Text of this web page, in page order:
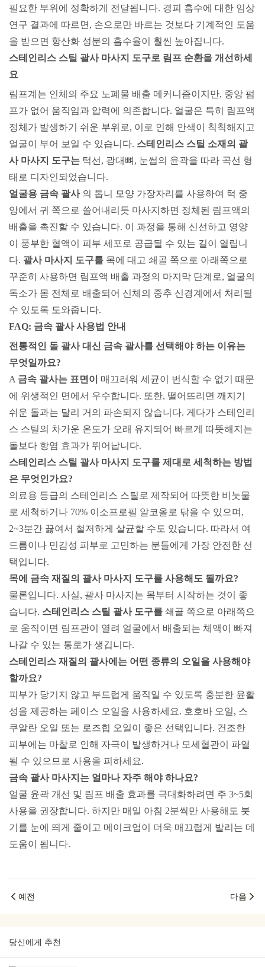
필요한 부위에 정확하게 전달됩니다. 경피 흡수에 대한 임상
연구 결과에 따르면, 손으로만 바르는 것보다 기계적인 도움
을 받으면 항산화 성분의 흡수율이 훨씬 높아집니다.
스테인리스 스틸 괄사 마사지 도구로 림프 순환을 개선하세
요
림프계는 인체의 주요 노폐물 배출 메커니즘이지만, 중앙 펌
프가 없어 움직임과 압력에 의존합니다. 얼굴은 특히 림프액
정체가 ​​발생하기 쉬운 부위로, 이로 인해 안색이 칙칙해지고
얼굴이 부어 보일 수 있습니다. 스테인리스 스틸 소재의 괄
사 마사지 도구는 턱선, 광대뼈, 눈썹의 윤곽을 따라 곡선 형
태로 디자인되었습니다.
얼굴용 금속 괄사 의 톱니 모양 가장자리를 사용하여 턱 중
앙에서 귀 쪽으로 쓸어내리듯 마사지하면 정체된 림프액의
배출을 촉진할 수 있습니다. 이 과정을 통해 신선하고 영양
이 풍부한 혈액이 피부 세포로 공급될 수 있는 길이 열립니
다. 괄사 마사지 도구를 목에 대고 쇄골 쪽으로 아래쪽으로
꾸준히 사용하면 림프액 배출 과정의 마지막 단계로, 얼굴의
독소가 몸 전체로 배출되어 신체의 중추 신경계에서 처리될
수 있도록 도와줍니다.
FAQ: 금속 괄사 사용법 안내
전통적인 돌 괄사 대신 금속 괄사를 선택해야 하는 이유는
무엇일까요?
A 금속 괄사는 표면이
매끄러워 세균이 번식할 수 없기 때문
에 위생적인 ​​면에서 우수합니다. 또한, 떨어뜨리면 깨지기
쉬운 돌과는 달리 거의 파손되지 않습니다. 게다가 스테인리
스 스틸의 차가운 온도가 오래 유지되어 빠르게 따뜻해지는
돌보다 항염 효과가 뛰어납니다.
스테인리스 스틸 괄사 마사지 도구를 제대로 세척하는 방법
은 무엇인가요?
의료용 등급의 ​​스테인리스 스틸로 제작되어 따뜻한 비눗물
로 세척하거나 70% 이소프로필 알코올로 닦을 수 있으며,
2~3분간 끓여서 철저하게 살균할 수도 있습니다. 따라서 여
드름이나 민감성 피부로 고민하는 분들에게 가장 안전한 선
택입니다.
목에 금속 재질의 괄사 마사지 도구를 사용해도 될까요?
물론입니다. 사실, 괄사 마사지는 목부터 시작하는 것이 좋
습니다. 스테인리스 스틸 괄사 도구를 쇄골 쪽으로 아래쪽으
로 움직이면 림프관이 열려 얼굴에서 배출되는 체액이 빠져
나갈 수 있는 통로가 생깁니다.
스테인리스 재질의 괄사에는 어떤 종류의 오일을 사용해야
할까요?
피부가 당기지 않고 부드럽게 움직일 수 있도록 충분한 윤활
성을 제공하는 페이스 오일을 사용하세요. 호호바 오일, 스
쿠알란 오일 또는 로즈힙 오일이 좋은 선택입니다. 건조한
피부에는 마찰로 인해 자극이 발생하거나 모세혈관이 파열
될 수 있으므로 사용을 피하세요.
금속 괄사 마사지는 얼마나 자주 해야 하나요?
얼굴 윤곽 개선 및 림프 배출 효과를 극대화하려면 주 3~5회
사용을 권장합니다. 하지만 매일 아침 2분씩만 사용해도 붓
기를 눈에 띄게 줄이고 메이크업이 더욱 매끄럽게 발리는 데
도움이 됩니다.
예전 다음
당신에게 추천